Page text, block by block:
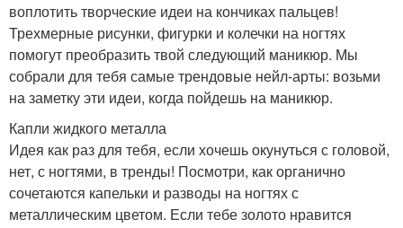
воплотить творческие идеи на кончиках пальцев!
Трехмерные рисунки, фигурки и колечки на ногтях
помогут преобразить твой следующий маникюр. Мы
собрали для тебя самые трендовые нейл-арты: возьми
на заметку эти идеи, когда пойдешь на маникюр.
Капли жидкого металла
Идея как раз для тебя, если хочешь окунуться с головой,
нет, с ногтями, в тренды! Посмотри, как органично
сочетаются капельки и разводы на ногтях с
металлическим цветом. Если тебе золото нравится